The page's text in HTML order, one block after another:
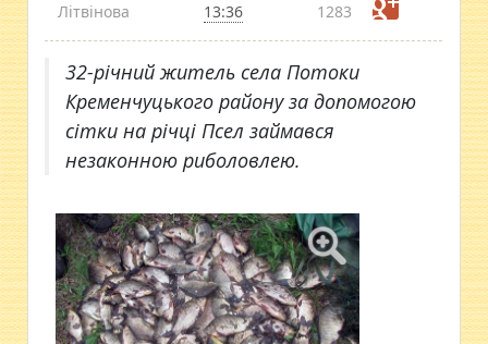
Літвінова
13:36
1283
32-річний житель села Потоки
Кременчуцького району за допомогою
сітки на річці Псел займався
незаконною риболовлею.